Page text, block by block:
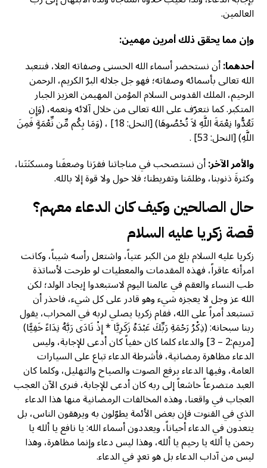
العالمين.
وإن مما يحقق ذلك أمرين مهمين:
أحدهما:أن نستحضر أسماء الله الحسنى وصفاته العلا، فنتعبد
الله تعالى بأسمائه وصفاته؛ فهو جل جلاله البرّ الكريم، الرحمن
الرحيم، الملك القدوس السلام المؤمن المهيمن العزيز الجبار
المتكبر. كما نتعرّف على الله تعالى من خلال آلائه ونعمه، (وَإِن
تَعُدُّوا نِعْمَةَ اللَّهِ لاَ تُحْصُوهَا) [النحل: 18] ، (وَمَا بِكُم مِّن نِّعْمَةٍ فَمِنَ
اللَّهِ) [النحل: 53] .
والأمر الآخر:أن نستصحب في مناجاتنا فقرَنا وضعفَنا ومسكنَتَنا،
وكثرةَ ذنوبنا، وظلمَنا وتفريطنا؛ فلا حول ولا قوة إلا بالله.
حال الصالحين وكيف كان الدعاء معهم؟
قصة زكريا عليه السلام
زكريا عليه السلام بلغ من الكبر عتياً، واشتعل رأسه شيباً، وكانت
امرأته عاقراً، فهذه المقدمات والمعطيات لو طرحت لأساتذة
طب النساء والعقم في عالمنا اليوم لاستبعدوا إيجاد الولد؛ لكن
الله عز وجل لا يعجزه شيء وهو قادر على كل شيء، فاحذر أن
تستبعد أمراً على الله، فقام زكريا يصلي لربه في المحراب، يقول
ربنا سبحانه: (ذِكْرُ رَحْمَةِ رَبِّكَ عَبْدَهُ زَكَرِيَّا * إِذْ نَادَى رَبَّهُ نِدَاءً خَفِيًّا)
[مريم:2 – 3] والدعاء كلما كان خفياً كان أدعى للإجابة، وليس
الدعاء مظاهرة رمضانية، فأشرطة الدعاء تباع على السيارات
العامة، وفيها الدعاء برفع الصوت والصياح والتهليل، وكلما كان
العبد متضرعاً خاشعاً إلى ربه كان أدعى للإجابة، فنرى الآن العجب
العجاب في واقعنا، وهذه المخالفات الرمضانية منها هذا الدعاء
الذي في القنوت فإن بعض الأئمة يطوّلون به ويرهقون الناس، بل
يتعدون في الدعاء أحياناً، ويعددون أسماء الله: يا نافع يا ألله يا
رحمن يا ألله يا رحيم يا ألله، وهذا ليس دعاء وإنما مظاهرة، وهذا
ليس من آداب الدعاء بل هو تعدٍ في الدعاء.